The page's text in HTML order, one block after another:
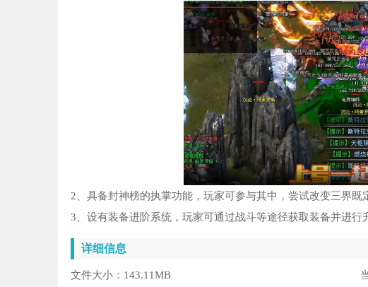
2、具备封神榜的执掌功能，玩家可参与其中，尝试改变三界既
3、设有装备进阶系统，玩家可通过战斗等途径获取装备并进行
详细信息
文件大小： 143.11MB